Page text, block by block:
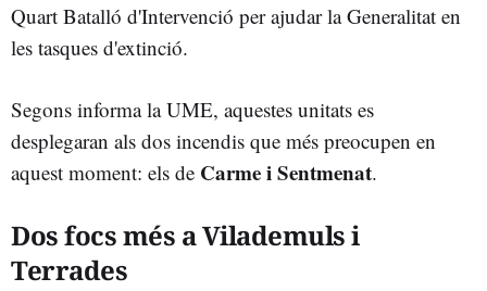
Quart Batalló d'Intervenció per ajudar la Generalitat en
les tasques d'extinció.
Segons informa la UME, aquestes unitats es
desplegaran als dos incendis que més preocupen en
aquest moment: els de Carme i Sentmenat.
Dos focs més a Vilademuls i
Terrades